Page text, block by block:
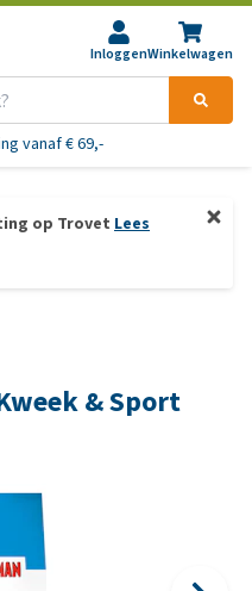
InloggenWinkelwagen
vanaf € 69,-
op Trovet Lees
& Sport